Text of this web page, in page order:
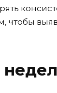
чтобы